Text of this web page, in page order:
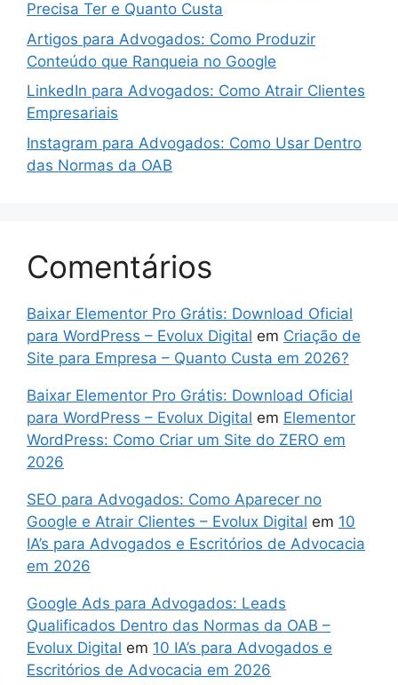
Precisa Ter e Quanto Custa
Artigos para Advogados: Como Produzir
Conteúdo que Ranqueia no Google
LinkedIn para Advogados: Como Atrair Clientes
Empresariais
Instagram para Advogados: Como Usar Dentro
das Normas da OAB
Comentários
Baixar Elementor Pro Grátis: Download Oficial
para WordPress – Evolux Digital em Criação de
Site para Empresa – Quanto Custa em 2026?
Baixar Elementor Pro Grátis: Download Oficial
para WordPress – Evolux Digital em Elementor
WordPress: Como Criar um Site do ZERO em
2026
SEO para Advogados: Como Aparecer no
Google e Atrair Clientes – Evolux Digital em 10
IA’s para Advogados e Escritórios de Advocacia
em 2026
Google Ads para Advogados: Leads
Qualificados Dentro das Normas da OAB –
Evolux Digital em 10 IA’s para Advogados e
Escritórios de Advocacia em 2026